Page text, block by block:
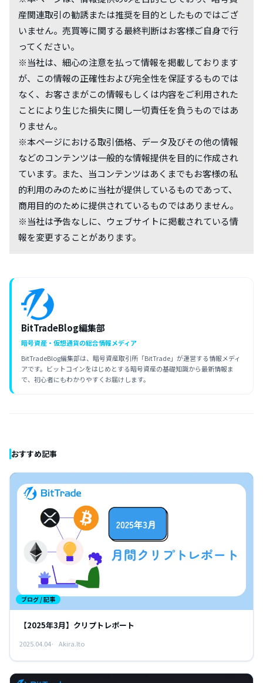
産関連取引の勧誘または推奨を目的としたものではござ
いません。売買等に関する最終判断はお客様ご自身で行
ってください。
※当社は、細心の注意を払って情報を掲載しております
が、この情報の正確性および完全性を保証するものでは
なく、お客さまがこの情報もしくは内容をご利用された
ことにより生じた損失に関し一切責任を負うものではあ
りません。
※本ページにおける取引価格、データ及びその他の情報
などのコンテンツは一般的な情報提供を目的に作成され
ています。また、当コンテンツはあくまでもお客様の私
的利用のみのために当社が提供しているものであって、
商用目的のために提供されているものではありません。
※当社は予告なしに、ウェブサイトに掲載されている情
報を変更することがあります。
BitTradeBlog編集部
暗号資産・仮想通貨の総合情報メディア
BitTradeBlog編集部は、暗号資産取引所「BitTrade」が運営する情報メディ
アです。ビットコインをはじめとする暗号資産の基礎知識から最新情報ま
で、初心者にもわかりやすくお届けします。
おすすめ記事
ブログ / 記事
【2025年3月】クリプトレポート
2025.04.04 Akira.Ito